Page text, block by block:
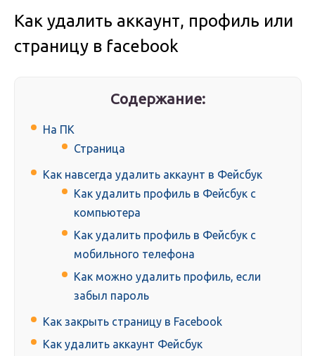
Как удалить аккаунт, профиль или
страницу в facebook
Содержание:
На ПК
Страница
Как навсегда удалить аккаунт в Фейсбук
Как удалить профиль в Фейсбук с
компьютера
Как удалить профиль в Фейсбук с
мобильного телефона
Как можно удалить профиль, если
забыл пароль
Как закрыть страницу в Facebook
Как удалить аккаунт Фейсбук